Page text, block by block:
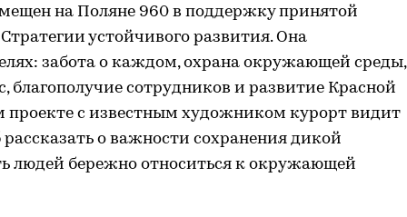
на Поляне 960 в поддержку принятой
устойчивого развития. Она
забота о каждом, охрана окружающей среды,
благополучие сотрудников и развитие Красной
проекте с известным художником курорт видит
о важности сохранения дикой
людей бережно относиться к окружающей